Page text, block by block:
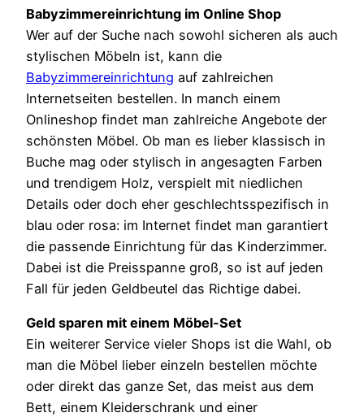
Babyzimmereinrichtung im Online Shop
Wer auf der Suche nach sowohl sicheren als auch
stylischen Möbeln ist, kann die
Babyzimmereinrichtung auf zahlreichen
Internetseiten bestellen. In manch einem
Onlineshop findet man zahlreiche Angebote der
schönsten Möbel. Ob man es lieber klassisch in
Buche mag oder stylisch in angesagten Farben
und trendigem Holz, verspielt mit niedlichen
Details oder doch eher geschlechtsspezifisch in
blau oder rosa: im Internet findet man garantiert
die passende Einrichtung für das Kinderzimmer.
Dabei ist die Preisspanne groß, so ist auf jeden
Fall für jeden Geldbeutel das Richtige dabei.
Geld sparen mit einem Möbel-Set
Ein weiterer Service vieler Shops ist die Wahl, ob
man die Möbel lieber einzeln bestellen möchte
oder direkt das ganze Set, das meist aus dem
Bett, einem Kleiderschrank und einer